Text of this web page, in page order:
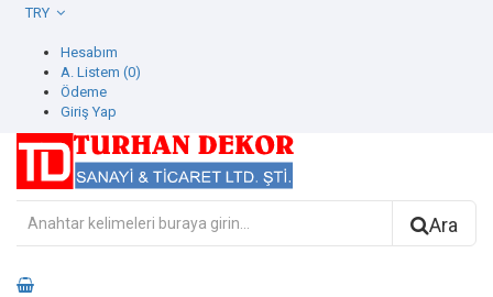
Hesabım
A. Listem (0)
Ödeme
Giriş Yap
Ara